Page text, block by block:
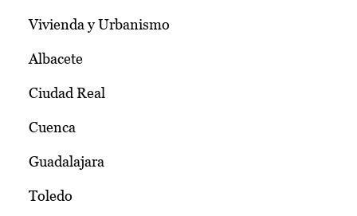
Vivienda y Urbanismo
Albacete
Ciudad Real
Cuenca
Guadalajara
Toledo